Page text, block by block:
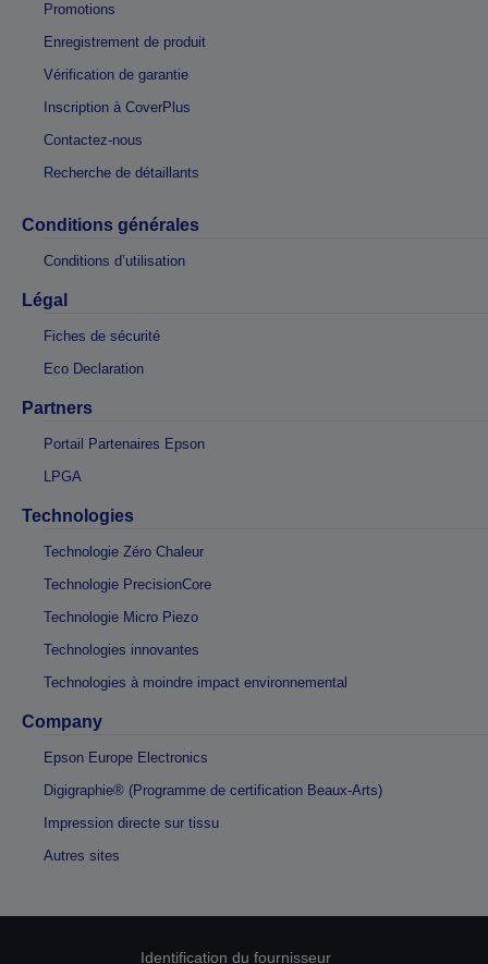
Promotions
Enregistrement de produit
Vérification de garantie
Inscription à CoverPlus
Contactez-nous
Recherche de détaillants
Conditions générales
Conditions d’utilisation
Légal
Fiches de sécurité
Eco Declaration
Partners
Portail Partenaires Epson
LPGA
Technologies
Technologie Zéro Chaleur
Technologie PrecisionCore
Technologie Micro Piezo
Technologies innovantes
Technologies à moindre impact environnemental
Company
Epson Europe Electronics
Digigraphie® (Programme de certification Beaux-Arts)
Impression directe sur tissu
Autres sites
Identification du fournisseur